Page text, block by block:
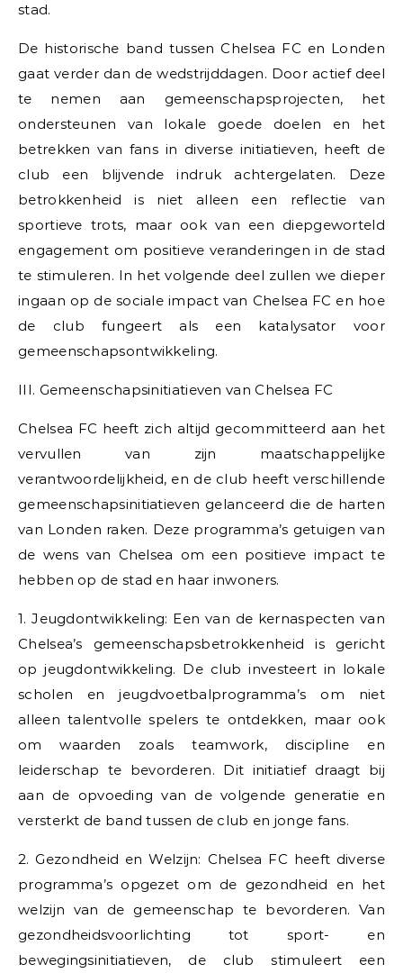
stad.
De historische band tussen Chelsea FC en Londen
gaat verder dan de wedstrijddagen. Door actief deel
te nemen aan gemeenschapsprojecten, het
ondersteunen van lokale goede doelen en het
betrekken van fans in diverse initiatieven, heeft de
club een blijvende indruk achtergelaten. Deze
betrokkenheid is niet alleen een reflectie van
sportieve trots, maar ook van een diepgeworteld
engagement om positieve veranderingen in de stad
te stimuleren. In het volgende deel zullen we dieper
ingaan op de sociale impact van Chelsea FC en hoe
de club fungeert als een katalysator voor
gemeenschapsontwikkeling.
III. Gemeenschapsinitiatieven van Chelsea FC
Chelsea FC heeft zich altijd gecommitteerd aan het
vervullen van zijn maatschappelijke
verantwoordelijkheid, en de club heeft verschillende
gemeenschapsinitiatieven gelanceerd die de harten
van Londen raken. Deze programma’s getuigen van
de wens van Chelsea om een positieve impact te
hebben op de stad en haar inwoners.
1. Jeugdontwikkeling: Een van de kernaspecten van
Chelsea’s gemeenschapsbetrokkenheid is gericht
op jeugdontwikkeling. De club investeert in lokale
scholen en jeugdvoetbalprogramma’s om niet
alleen talentvolle spelers te ontdekken, maar ook
om waarden zoals teamwork, discipline en
leiderschap te bevorderen. Dit initiatief draagt bij
aan de opvoeding van de volgende generatie en
versterkt de band tussen de club en jonge fans.
2. Gezondheid en Welzijn: Chelsea FC heeft diverse
programma’s opgezet om de gezondheid en het
welzijn van de gemeenschap te bevorderen. Van
gezondheidsvoorlichting tot sport- en
bewegingsinitiatieven, de club stimuleert een